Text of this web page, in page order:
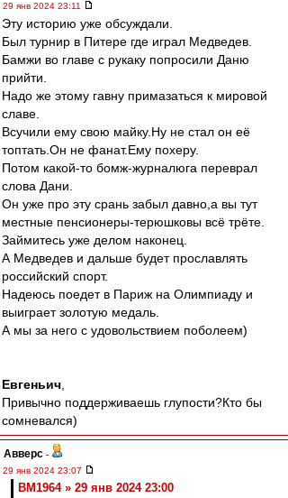
29 янв 2024 23:11
Эту историю уже обсуждали.
Был турнир в Питере где играл Медведев.
Бамжи во главе с рукаку попросили Даню
прийти.
Надо же этому гавну примазаться к мировой
славе.
Всучили ему свою майку.Ну не стал он её
топтать.Он не фанат.Ему похеру.
Потом какой-то бомж-журналюга переврал
слова Дани.
Он уже про эту срань забыл давно,а вы тут
местные пенсионеры-терюшковы всё трёте.
Займитесь уже делом наконец.
А Медведев и дальше будет прославлять
российский спорт.
Надеюсь поедет в Париж на Олимпиаду и
выиграет золотую медаль.
А мы за него с удовольствием поболеем)
Евгеньич
Привычно поддерживаешь глупости?Кто бы
сомневался)
Авверс -
29 янв 2024 23:07
BM1964 » 29 янв 2024 23:00